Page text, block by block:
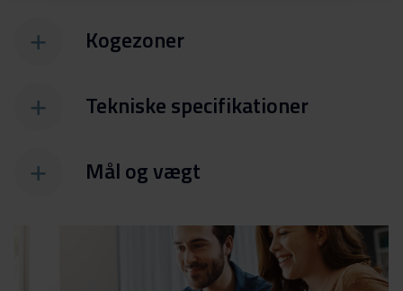
Kogezoner
Tekniske specifikationer
Mål og vægt